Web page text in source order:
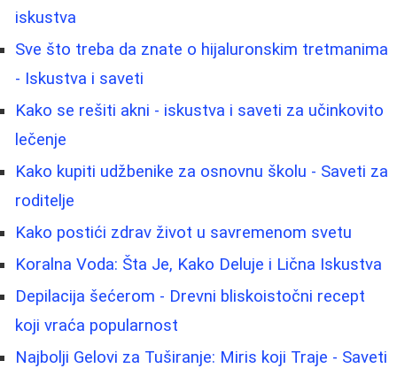
iskustva
Sve što treba da znate o hijaluronskim tretmanima
- Iskustva i saveti
Kako se rešiti akni - iskustva i saveti za učinkovito
lečenje
Kako kupiti udžbenike za osnovnu školu - Saveti za
roditelje
Kako postići zdrav život u savremenom svetu
Koralna Voda: Šta Je, Kako Deluje i Lična Iskustva
Depilacija šećerom - Drevni bliskoistočni recept
koji vraća popularnost
Najbolji Gelovi za Tuširanje: Miris koji Traje - Saveti